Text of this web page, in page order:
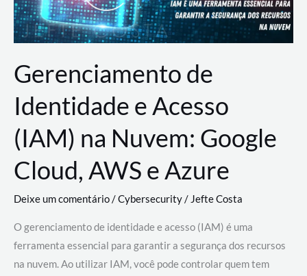
Gerenciamento de
Identidade e Acesso
(IAM) na Nuvem: Google
Cloud, AWS e Azure
Deixe um comentário/Cybersecurity/ Jefte Costa
O gerenciamento de identidade e acesso (IAM) é uma
ferramenta essencial para garantir a segurança dos recursos
na nuvem. Ao utilizar IAM, você pode controlar quem tem